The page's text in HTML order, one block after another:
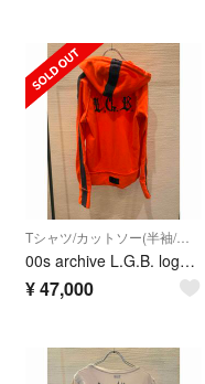
Tシャツ/カットソー(半袖/袖なし)
00s archive L.G.B. logo boxer hoodie y2k
¥47,000